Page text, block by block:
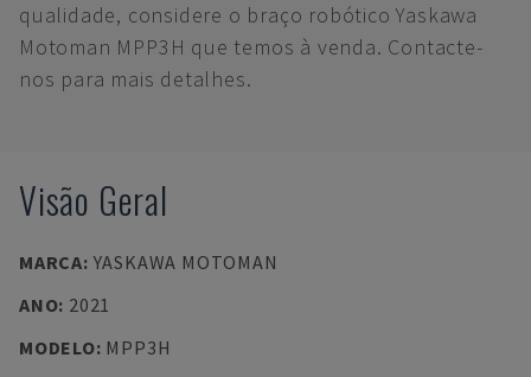
qualidade, considere o braço robótico Yaskawa
Motoman MPP3H que temos à venda. Contacte-
nos para mais detalhes.
Visão Geral
MARCA: YASKAWA MOTOMAN
ANO: 2021
MODELO: MPP3H